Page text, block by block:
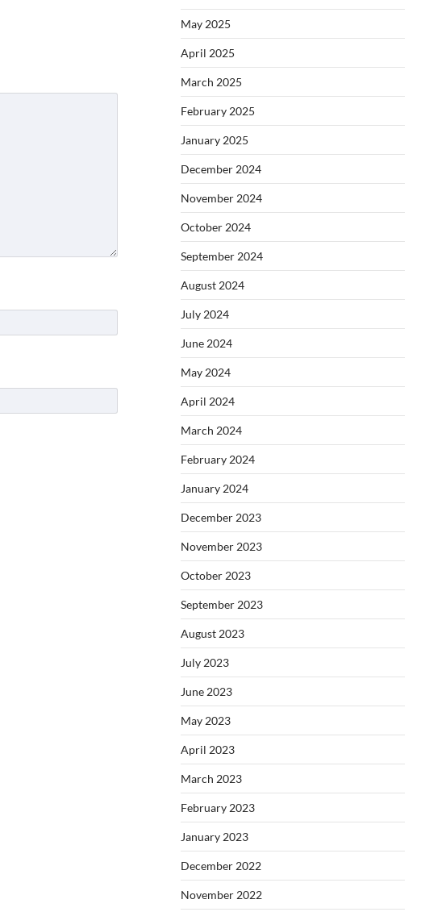
May 2025
April 2025
March 2025
February 2025
January 2025
December 2024
November 2024
October 2024
September 2024
August 2024
July 2024
June 2024
May 2024
April 2024
March 2024
February 2024
January 2024
December 2023
November 2023
October 2023
September 2023
August 2023
July 2023
June 2023
May 2023
April 2023
March 2023
February 2023
January 2023
December 2022
November 2022